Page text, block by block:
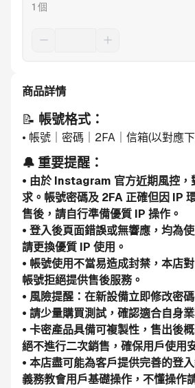
1 個
商品詳情
📝 帳號格式：
• 帳號｜密碼｜2FA｜信箱(以對應
🔔 重要提醒：
• 由於 Instagram 官方近期風控，
求。帳號密碼及 2FA 正確但因 IP
售後，請自行準備優質 IP 操作。
• 登入後頁面錯誤或無響應，均為
請更換優質 IP 使用。
• 帳號使用不當易造成封禁，本店
帳號拒絕提供售後服務。
• 風險提醒：在新設備立即修改密
• 請少量購買測試，確認適合自身
• 卡密產品具備可複製性，售出後
絕不進行二次銷售，確保用戶使用
• 本店盡可能為客戶提供完善的登
義務教會用戶基礎操作，不懂操作